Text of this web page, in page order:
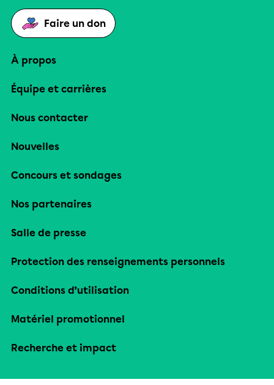
Faire un don
À propos
Équipe et carrières
Nous contacter
Nouvelles
Concours et sondages
Nos partenaires
Salle de presse
Protection des renseignements personnels
Conditions d’utilisation
Matériel promotionnel
Recherche et impact